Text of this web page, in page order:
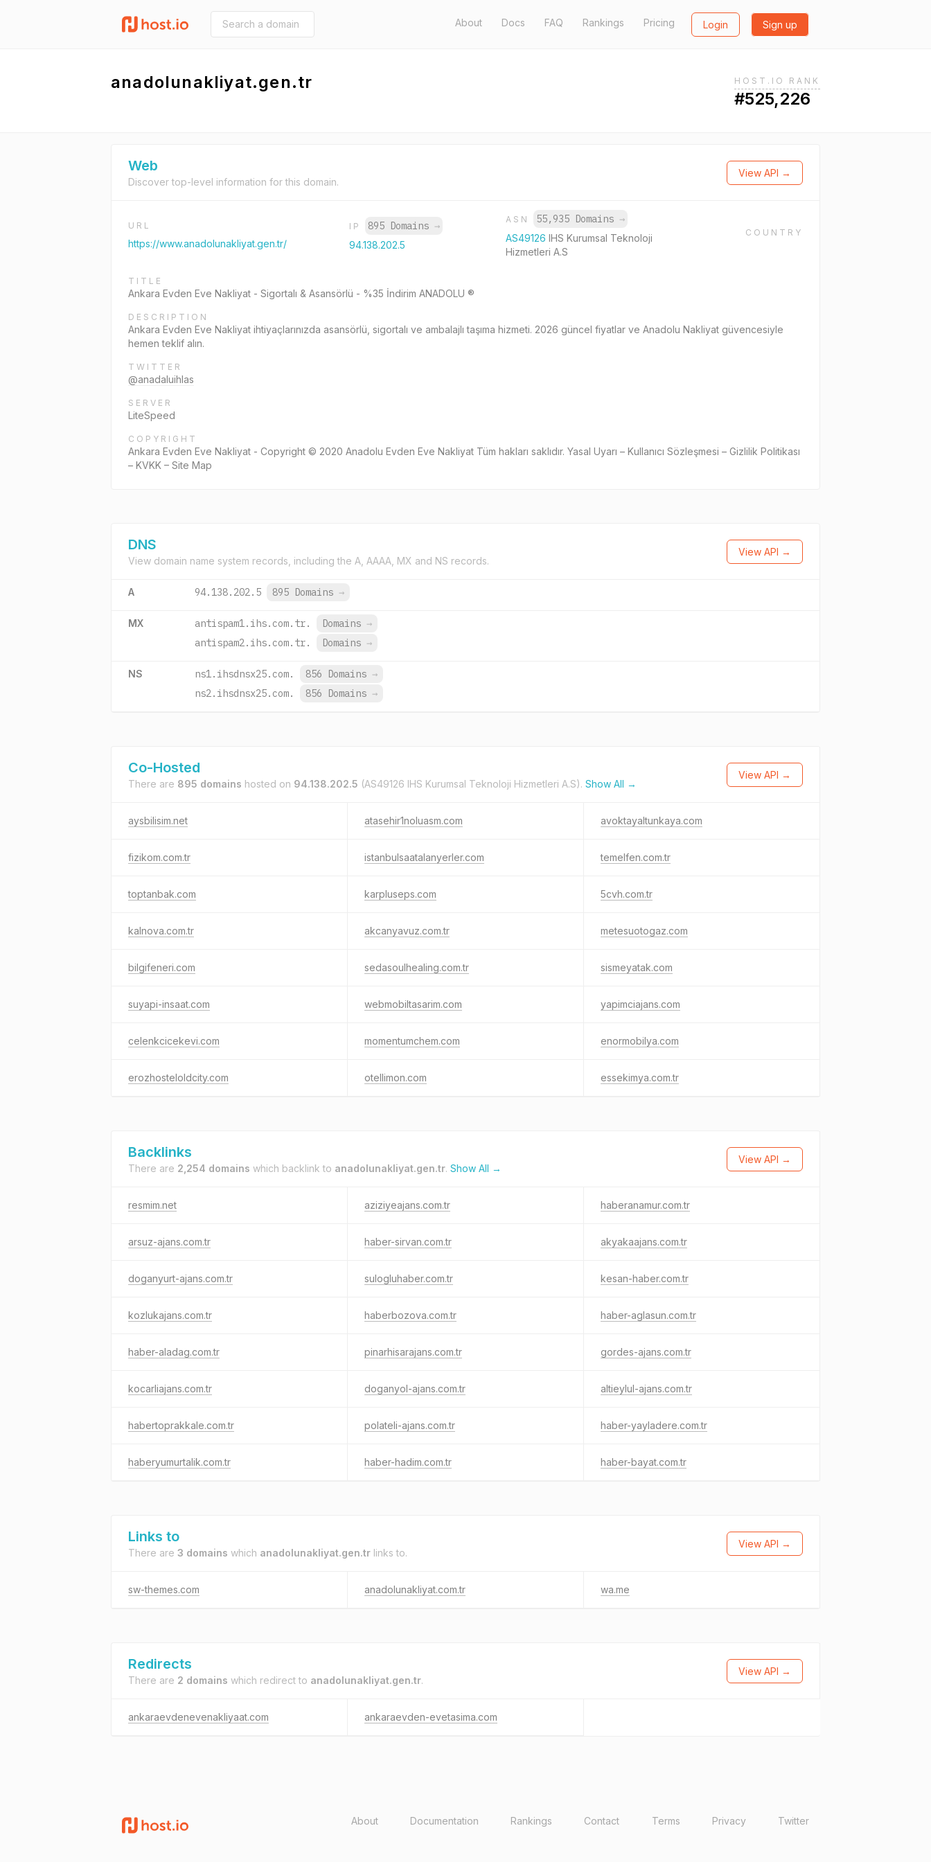
About Docs FAQ Rankings Pricing Login Sign up
anadolunakliyat.gen.tr HOST.IO RANK
#525,226
Web
Discover top-level information for this domain.
View API →
URL
https://www.anadolunakliyat.gen.tr/
IP 895 Domains →
94.138.202.5
ASN 55,935 Domains →
AS49126 IHS Kurumsal Teknoloji
Hizmetleri A.S
COUNTRY
TITLE
Ankara Evden Eve Nakliyat - Sigortalı & Asansörlü - %35 İndirim ANADOLU ®
DESCRIPTION
Ankara Evden Eve Nakliyat ihtiyaçlarınızda asansörlü, sigortalı ve ambalajlı taşıma hizmeti. 2026 güncel fiyatlar ve Anadolu Nakliyat güvencesiyle
hemen teklif alın.
TWITTER
@anadaluihlas
SERVER
LiteSpeed
COPYRIGHT
Ankara Evden Eve Nakliyat - Copyright © 2020 Anadolu Evden Eve Nakliyat Tüm hakları saklıdır. Yasal Uyarı – Kullanıcı Sözleşmesi – Gizlilik Politikası
– KVKK – Site Map
DNS
View domain name system records, including the A, AAAA, MX and NS records.
View API →
A 94.138.202.5 895 Domains →
MX antispam1.ihs.com.tr. Domains →
antispam2.ihs.com.tr.
Domains →
NS ns1.ihsdnsx25.com. 856 Domains →
ns2.ihsdnsx25.com.
856 Domains →
Co-Hosted
There are 895 domains hosted on 94.138.202.5 (AS49126 IHS Kurumsal Teknoloji Hizmetleri A.S). Show All →
View API →
aysbilisim.net atasehir1noluasm.com avoktayaltunkaya.com
fizikom.com.tr istanbulsaatalanyerler.com temelfen.com.tr
toptanbak.com karpluseps.com 5cvh.com.tr
kalnova.com.tr akcanyavuz.com.tr metesuotogaz.com
bilgifeneri.com sedasoulhealing.com.tr sismeyatak.com
suyapi-insaat.com webmobiltasarim.com yapimciajans.com
celenkcicekevi.com momentumchem.com enormobilya.com
erozhosteloldcity.com otellimon.com essekimya.com.tr
Backlinks
There are 2,254 domains which backlink to anadolunakliyat.gen.tr. Show All →
View API →
resmim.net aziziyeajans.com.tr haberanamur.com.tr
arsuz-ajans.com.tr haber-sirvan.com.tr akyakaajans.com.tr
doganyurt-ajans.com.tr sulogluhaber.com.tr kesan-haber.com.tr
kozlukajans.com.tr haberbozova.com.tr haber-aglasun.com.tr
haber-aladag.com.tr pinarhisarajans.com.tr gordes-ajans.com.tr
kocarliajans.com.tr doganyol-ajans.com.tr altieylul-ajans.com.tr
habertoprakkale.com.tr polateli-ajans.com.tr haber-yayladere.com.tr
haberyumurtalik.com.tr haber-hadim.com.tr haber-bayat.com.tr
Links to
There are 3 domains which anadolunakliyat.gen.tr links to.
View API →
sw-themes.com anadolunakliyat.com.tr wa.me
Redirects
There are 2 domains which redirect to anadolunakliyat.gen.tr.
View API →
ankaraevdenevenakliyaat.com ankaraevden-evetasima.com
About Documentation Rankings Contact Terms Privacy Twitter